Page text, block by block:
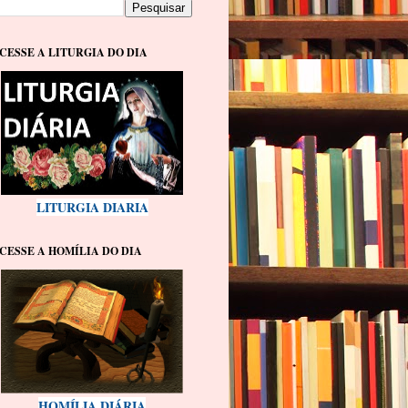
A LITURGIA DO DIA
LITURGIA DIARIA
A HOMÍLIA DO DIA